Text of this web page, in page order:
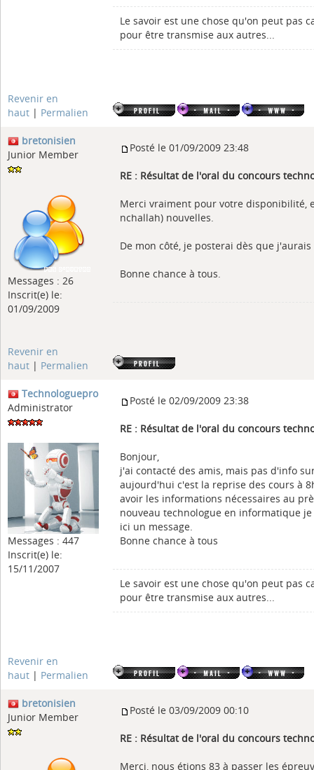
Le savoir est une chose qu'on peut pas
pour être transmise aux autres...
Revenir en
haut | Permalien
bretonisien
Junior Member
Messages : 26
Inscrit(e) le:
01/09/2009
Posté le 01/09/2009 23:48
RE : Résultat de l'oral du concours
Merci vraiment pour votre disponibilité,
nchallah) nouvelles.
De mon côté, je posterai dès que
Bonne chance à tous.
Revenir en
haut | Permalien
Technologuepro
Administrator
Messages : 447
Inscrit(e) le:
15/11/2007
Posté le 02/09/2009 23:38
RE : Résultat de l'oral du concours
Bonjour,
j'ai contacté des amis, mais pas d'info
aujourd'hui c'est la reprise des cours à
avoir les informations nécessaires au
nouveau technologue en informatique
ici un message.
Bonne chance à tous
Le savoir est une chose qu'on peut pas
pour être transmise aux autres...
Revenir en
haut | Permalien
bretonisien
Junior Member
Posté le 03/09/2009 00:10
RE : Résultat de l'oral du concours
Merci, nous étions 83 à passer les